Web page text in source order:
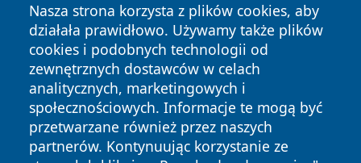
Nasza strona korzysta z plików cookies, aby
działała prawidłowo. Używamy także plików
cookies i podobnych technologii od
zewnętrznych dostawców w celach
analitycznych, marketingowych i
społecznościowych. Informacje te mogą być
przetwarzane również przez naszych
partnerów. Kontynuując korzystanie ze
Copyright © 2026 piekaryonline.pl Wszystkie prawa
zastrzeżone.
News Autorzy
Polityka
Polityka